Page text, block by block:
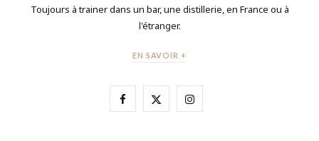
Toujours à trainer dans un bar, une distillerie, en France ou à
l'étranger.
EN SAVOIR +
F X I